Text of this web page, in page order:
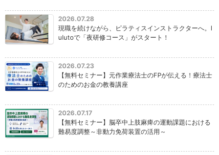
2026.07.28
現職を続けながら、ピラティスインストラクターへ。l
ulutoで「夜研修コース」がスタート！
2026.07.23
【無料セミナー】元作業療法士のFPが伝える！療法士
のためのお金の教養講座
2026.07.17
【無料セミナー】脳卒中上肢麻痺の運動課題における
難易度調整～非動力免荷装置の活用～